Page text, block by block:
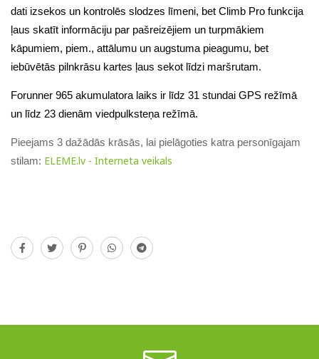
dati izsekos un kontrolēs slodzes līmeni, bet Climb Pro funkcija
ļaus skatīt informāciju par pašreizējiem un turpmākiem
kāpumiem, piem., attālumu un augstuma pieagumu, bet
iebūvētās pilnkrāsu kartes ļaus sekot līdzi maršrutam.
Forunner 965 akumulatora laiks ir līdz 31 stundai GPS režīmā
un līdz 23 dienām viedpulksteņa režīmā.
Pieejams 3 dažādās krāsās, lai pielāgoties katra personīgajam
stilam: ELEME.lv - Interneta veikals